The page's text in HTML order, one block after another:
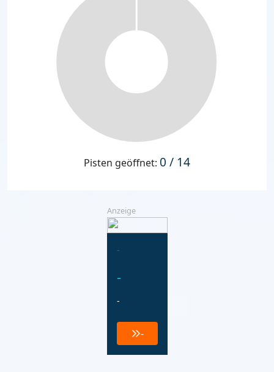
Pisten geöffnet: 0 / 14
Anzeige
-
-
-
-